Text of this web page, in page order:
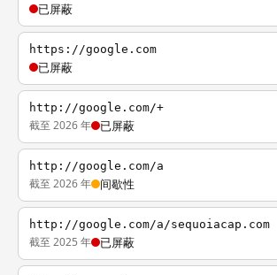
已屏蔽
https://google.com
已屏蔽
http://google.com/+
截至 2026 年 已屏蔽
http://google.com/a
截至 2026 年 间歇性
http://google.com/a/sequoiacap.com
截至 2025 年 已屏蔽